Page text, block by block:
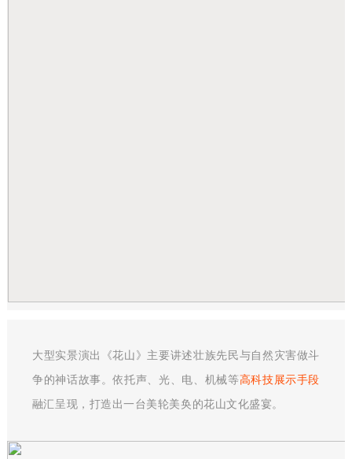
大型实景演出《花山》主要讲述壮族先民与自然灾害做斗
争的神话故事。依托声、光、电、机械等高科技展示手段
融汇呈现，打造出一台美轮美奂的花山文化盛宴。